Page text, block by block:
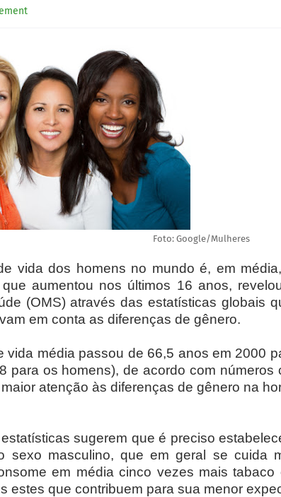
Foto: Google/Mulheres
vida dos homens no mundo é, em
aumentou nos últimos 16 anos,
(OMS) através das estatísticas globais
em conta as diferenças de gênero.
vida média passou de 66,5 anos em 2000
para os homens), de acordo com
atenção às diferenças de gênero na
sugerem que é preciso
sexo masculino, que em geral se cuida
em média cinco vezes mais
estes que contribuem para sua menor